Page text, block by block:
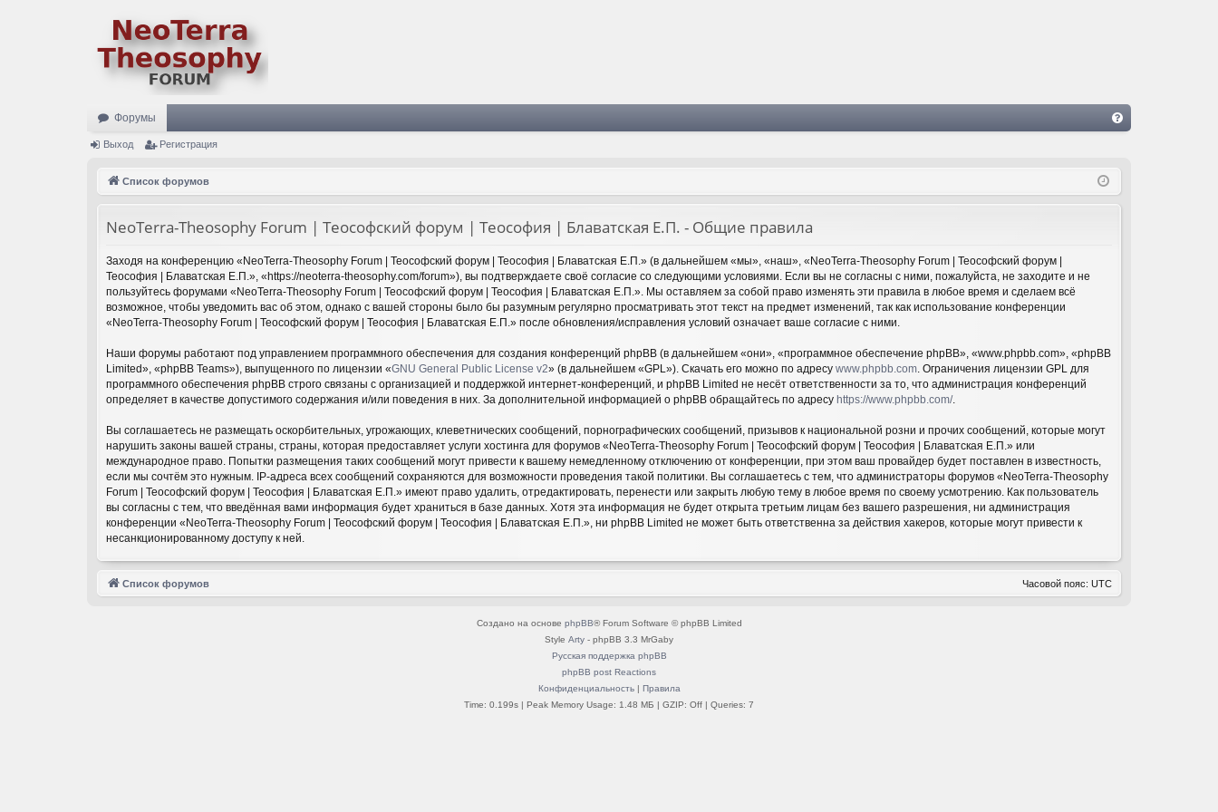
Форумы
Q
Выход Регистрация
Список форумов
NeoTerra-Theosophy Forum | Теософский форум | Теософия | Блаватская Е.П. - Общие правила
Заходя на конференцию «NeoTerra-Theosophy Forum | Теософский форум | Теософия | Блаватская Е.П.» (в дальнейшем «мы», «наш», «NeoTerra-Theosophy Forum | Теософский форум |
Теософия | Блаватская Е.П.», «https://neoterra-theosophy.com/forum»), вы подтверждаете своё согласие со следующими условиями. Если вы не согласны с ними, пожалуйста, не заходите и не
пользуйтесь форумами «NeoTerra-Theosophy Forum | Теософский форум | Теософия | Блаватская Е.П.». Мы оставляем за собой право изменять эти правила в любое время и сделаем всё
возможное, чтобы уведомить вас об этом, однако с вашей стороны было бы разумным регулярно просматривать этот текст на предмет изменений, так как использование конференции
«NeoTerra-Theosophy Forum | Теософский форум | Теософия | Блаватская Е.П.» после обновления/исправления условий означает ваше согласие с ними.
Наши форумы работают под управлением программного обеспечения для создания конференций phpBB (в дальнейшем «они», «программное обеспечение phpBB», «www.phpbb.com», «phpBB
Limited», «phpBB Teams»), выпущенного по лицензии «GNU General Public License v2» (в дальнейшем «GPL»). Скачать его можно по адресу www.phpbb.com . Ограничения лицензии GPL для
программного обеспечения phpBB строго связаны с организацией и поддержкой интернет-конференций, и phpBB Limited не несёт ответственности за то, что администрация конференций
определяет в качестве допустимого содержания и/или поведения в них. За дополнительной информацией о phpBB обращайтесь по адресу https://www.phpbb.com/.
Вы соглашаетесь не размещать оскорбительных, угрожающих, клеветнических сообщений, порнографических сообщений, призывов к национальной розни и прочих сообщений, которые могут
нарушить законы вашей страны, страны, которая предоставляет услуги хостинга для форумов «NeoTerra-Theosophy Forum | Теософский форум | Теософия | Блаватская Е.П.» или
международное право. Попытки размещения таких сообщений могут привести к вашему немедленному отключению от конференции, при этом ваш провайдер будет поставлен в известность,
если мы сочтём это нужным. IP-адреса всех сообщений сохраняются для возможности проведения такой политики. Вы соглашаетесь с тем, что администраторы форумов «NeoTerra-Theosophy
Forum | Теософский форум | Теософия | Блаватская Е.П.» имеют право удалить, отредактировать, перенести или закрыть любую тему в любое время по своему усмотрению. Как пользователь
вы согласны с тем, что введённая вами информация будет храниться в базе данных. Хотя эта информация не будет открыта третьим лицам без вашего разрешения, ни администрация
конференции «NeoTerra-Theosophy Forum | Теософский форум | Теософия | Блаватская Е.П.», ни phpBB Limited не может быть ответственна за действия хакеров, которые могут привести к
несанкционированному доступу к ней.
Список форумов Часовой пояс: UTC
Создано на основе phpBB® Forum Software © phpBB Limited
Style Arty - phpBB 3.3 MrGaby
Русская поддержка phpBB
phpBB post Reactions
Конфиденциальность| Правила
Time: 0.199s | Peak Memory Usage: 1.48 МБ | GZIP: Off | Queries: 7